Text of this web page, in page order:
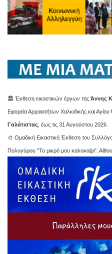
🏛️ Έκθεση εικαστικών έργων της Άννης
Εφορεία Αρχαιοτήτων Χαλκιδικής και
Γαλάτιστας , έως τις 31 Αυγούστου 2026.
🎨 Ομαδική Εικαστική Έκθεση του
Πολυγύρου "Το μικρό μου καλοκαίρι".